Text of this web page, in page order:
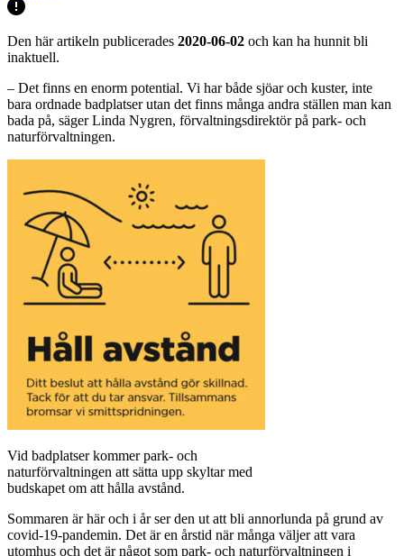
Den här artikeln publicerades 2020-06-02 och kan ha hunnit bli
inaktuell.
– Det finns en enorm potential. Vi har både sjöar och kuster, inte
bara ordnade badplatser utan det finns många andra ställen man kan
bada på, säger Linda Nygren, förvaltningsdirektör på park- och
naturförvaltningen.
Vid badplatser kommer park- och
naturförvaltningen att sätta upp skyltar med
budskapet om att hålla avstånd.
Sommaren är här och i år ser den ut att bli annorlunda på grund av
covid-19-pandemin. Det är en årstid när många väljer att vara
utomhus och det är något som park- och naturförvaltningen i